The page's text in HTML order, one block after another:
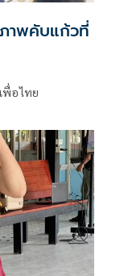
าพคับแก้วที่
พื่อไทย